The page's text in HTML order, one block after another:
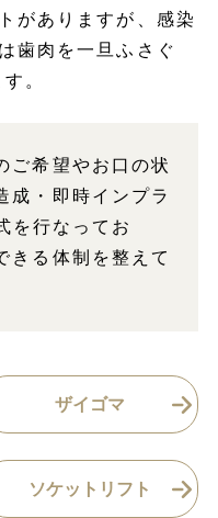
がありますが、感染
歯肉を一旦ふさぐ
。
ご希望やお口の状
成・即時インプラ
を行なってお
きる体制を整えて
ザイゴマ
ソケットリフト